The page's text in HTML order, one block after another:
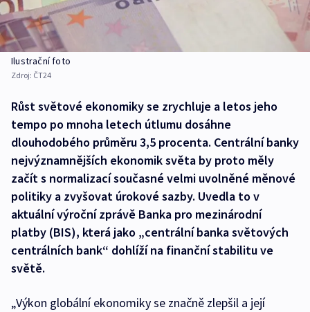
Ilustrační foto
Zdroj: ČT24
Růst světové ekonomiky se zrychluje a letos jeho
tempo po mnoha letech útlumu dosáhne
dlouhodobého průměru 3,5 procenta. Centrální banky
nejvýznamnějších ekonomik světa by proto měly
začít s normalizací současné velmi uvolněné měnové
politiky a zvyšovat úrokové sazby. Uvedla to v
aktuální výroční zprávě Banka pro mezinárodní
platby (BIS), která jako „centrální banka světových
centrálních bank“ dohlíží na finanční stabilitu ve
světě.
„Výkon globální ekonomiky se značně zlepšil a její